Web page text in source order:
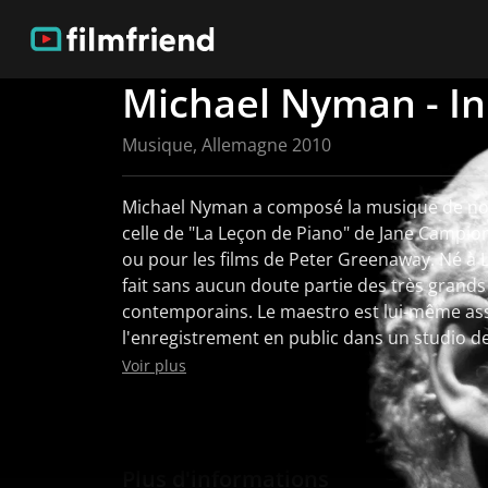
Michael Nyman -
Musique, Allemagne 2010
Michael Nyman a composé la musique de
celle de "La Leçon de Piano" de Jane
ou pour les films de Peter Greenaway. Né à Londres en 1944, Nyman
fait sans aucun doute partie des très
contemporains. Le maestro est lui-même
l'enregistrement en public dans un studio
l'on peut découvrir ici. Outre des classiques
comme "Chasing Sheep is Best Left to
de "Meurtre dans un jardin anglais", on
première allemande de "The Musicologist
Nyman se penche intensément sur l'œuvre
Voir plus